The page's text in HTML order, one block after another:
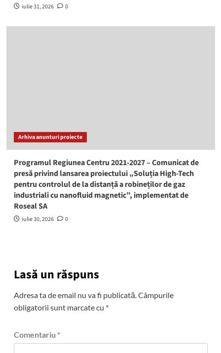
iulie 31, 2026 0
Arhiva anunturi proiecte
Programul Regiunea Centru 2021-2027 – Comunicat de
presă privind lansarea proiectului „Soluția High‑Tech
pentru controlul de la distanță a robineților de gaz
industriali cu nanofluid magnetic”, implementat de
Roseal SA
iulie 30, 2026 0
Lasă un răspuns
Adresa ta de email nu va fi publicată.Câmpurile
obligatorii sunt marcate cu *
Comentariu *